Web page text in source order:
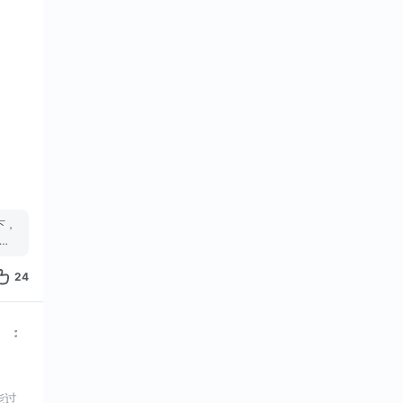
24
过